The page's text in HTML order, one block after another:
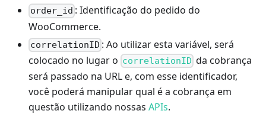
order_id : Identificação do pedido do
WooCommerce.
correlationID : Ao utilizar esta variável, será
colocado no lugar o correlationID da cobrança
será passado na URL e, com esse identificador,
você poderá manipular qual é a cobrança em
questão utilizando nossas APIs.